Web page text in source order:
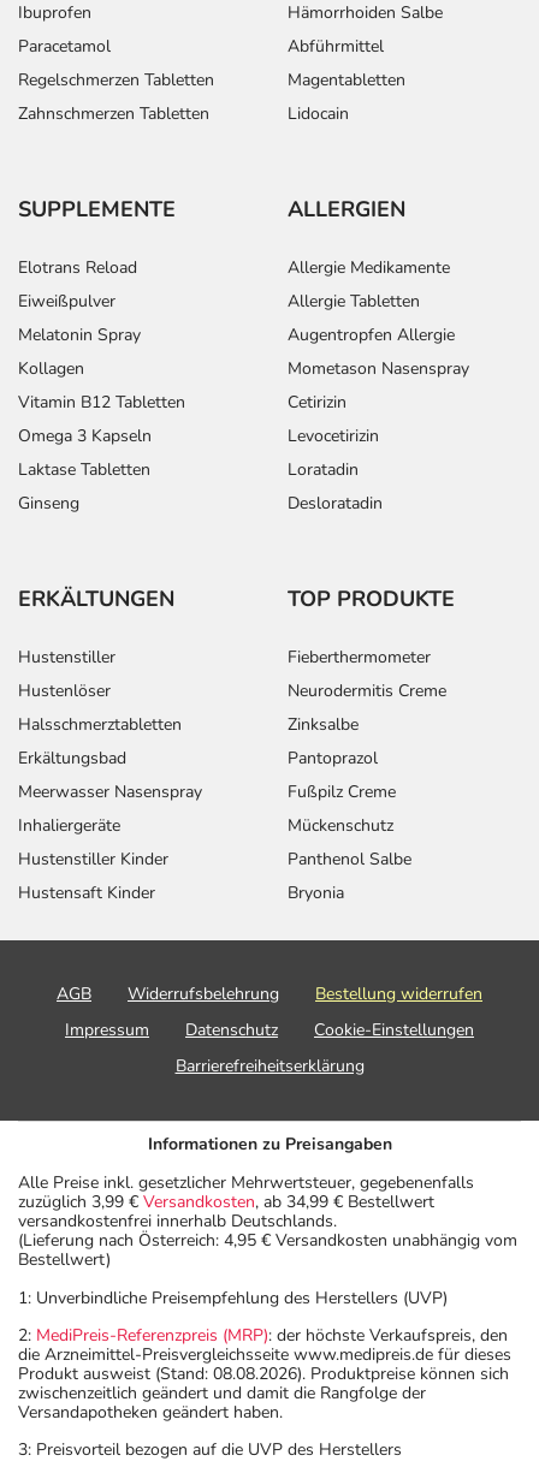
Ibuprofen
Paracetamol
Regelschmerzen Tabletten
Zahnschmerzen Tabletten
Hämorrhoiden Salbe
Abführmittel
Magentabletten
Lidocain
SUPPLEMENTE
Elotrans Reload
Eiweißpulver
Melatonin Spray
Kollagen
Vitamin B12 Tabletten
Omega 3 Kapseln
Laktase Tabletten
Ginseng
ALLERGIEN
Allergie Medikamente
Allergie Tabletten
Augentropfen Allergie
Mometason Nasenspray
Cetirizin
Levocetirizin
Loratadin
Desloratadin
ERKÄLTUNGEN
Hustenstiller
Hustenlöser
Halsschmerztabletten
Erkältungsbad
Meerwasser Nasenspray
Inhaliergeräte
Hustenstiller Kinder
Hustensaft Kinder
TOP PRODUKTE
Fieberthermometer
Neurodermitis Creme
Zinksalbe
Pantoprazol
Fußpilz Creme
Mückenschutz
Panthenol Salbe
Bryonia
AGB Widerrufsbelehrung
Bestellung widerrufen
Impressum
Datenschutz
Cookie-Einstellungen
Barrierefreiheitserklärung
Informationen zu Preisangaben
Alle Preise inkl. gesetzlicher Mehrwertsteuer, gegebenenfalls
zuzüglich 3,99 € Versandkosten, ab 34,99 € Bestellwert
versandkostenfrei innerhalb Deutschlands.
(Lieferung nach Österreich: 4,95 € Versandkosten unabhängig vom
Bestellwert)
1: Unverbindliche Preisempfehlung des Herstellers (UVP)
2: MediPreis-Referenzpreis (MRP): der höchste Verkaufspreis, den
die Arzneimittel-Preisvergleichsseite www.medipreis.de für dieses
Produkt ausweist (Stand: 08.08.2026). Produktpreise können sich
zwischenzeitlich geändert und damit die Rangfolge der
Versandapotheken geändert haben.
3: Preisvorteil bezogen auf die UVP des Herstellers